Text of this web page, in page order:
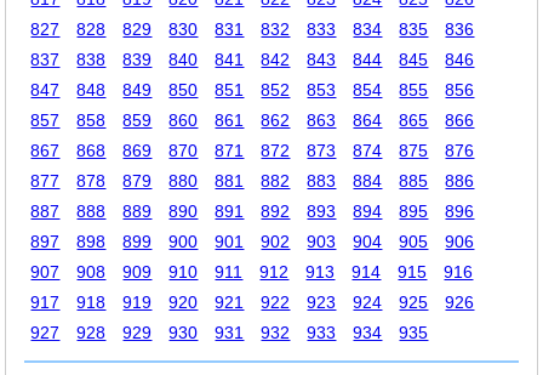
827
828 829 830 831 832 833 834 835
836
837
838 839 840 841 842 843 844 845
846
847
848 849 850 851 852 853 854 855
856
857
858 859 860 861 862 863 864 865
866
867
868 869 870 871 872 873 874 875
876
877
878 879 880 881 882 883 884 885
886
887
888 889 890 891 892 893 894 895
896
897
898 899 900 901 902 903 904 905
906
907
908 909 910 911 912 913 914 915
916
917
918 919 920 921 922 923 924 925
926
927
928 929 930 931 932 933 934 935